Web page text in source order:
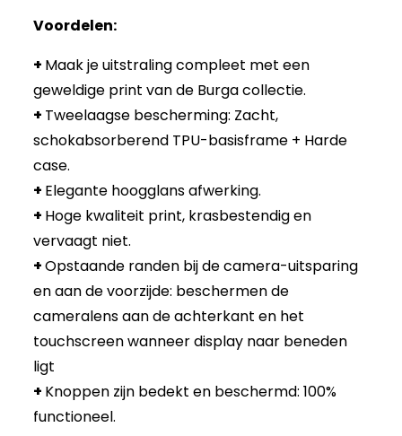
Voordelen:
+ Maak je uitstraling compleet met een
geweldige print van de Burga collectie.
+ Tweelaagse bescherming: Zacht,
schokabsorberend TPU-basisframe + Harde
case.
+ Elegante hoogglans afwerking.
+ Hoge kwaliteit print, krasbestendig en
vervaagt niet.
+Opstaande randen bij de camera-uitsparing
en aan de voorzijde: beschermen de
cameralens aan de achterkant en het
touchscreen wanneer display naar beneden
ligt
+ Knoppen zijn bedekt en beschermd: 100%
functioneel.